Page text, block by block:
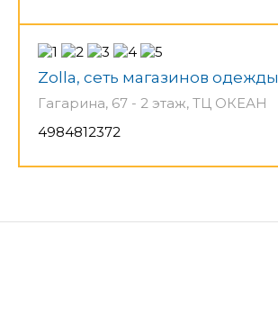
Zolla, сеть магазинов одежды
Гагарина, 67 - 2 этаж, ТЦ ОКЕАН
4984812372